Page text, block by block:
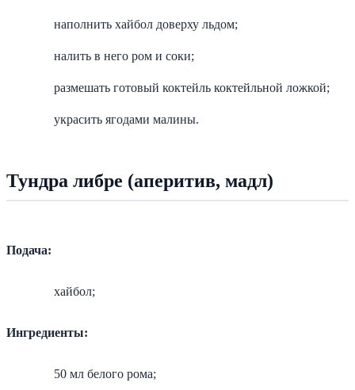
наполнить хайбол доверху льдом;
налить в него ром и соки;
размешать готовый коктейль коктейльной ложкой;
украсить ягодами малины.
Тундра либре (аперитив, мадл)
Подача:
хайбол;
Ингредиенты:
50 мл белого рома;